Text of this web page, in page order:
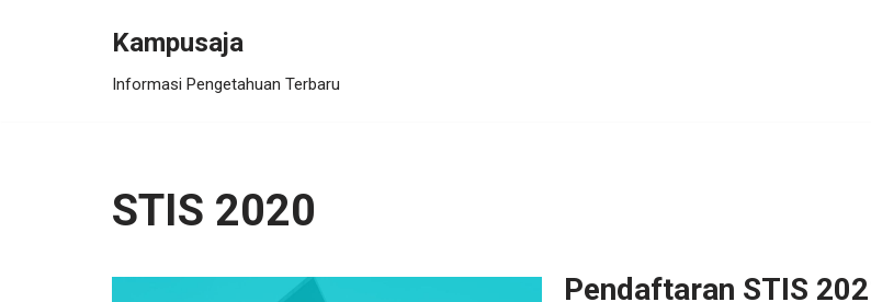
Kampusaja
Informasi Pengetahuan Terbaru
STIS 2020
Pendaftaran STIS